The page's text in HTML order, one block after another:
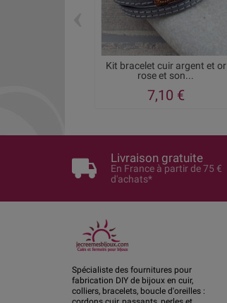
Kit bracelet cuir argent et or
rose et son...
7,10 €
Livraison gratuite
En France à partir de 75 €
d'achats*
Spécialiste des fournitures pour
fabrication DIY de bijoux en cuir,
colliers, bracelets, boucle d'oreilles :